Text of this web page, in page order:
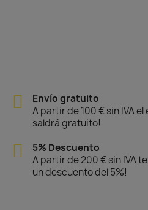
Envío gratuito
A partir de 100 € sin IVA el
saldrá gratuito!
5% Descuento
A partir de 200 € sin IVA
un descuento del 5%!